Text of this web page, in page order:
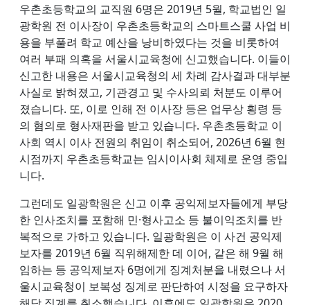
우촌초등학교의 교직원 6명은 2019년 5월, 학교법인 일
광학원 전 이사장이 우촌초등학교의 스마트스쿨 사업 비
용을 부풀려 학교 예산을 낭비하였다는 것을 비롯하여
여러 부패 의혹을 서울시교육청에 신고했습니다. 이들이
신고한 내용은 서울시교육청의 세 차례 감사결과 대부분
사실로 밝혀졌고, 기관경고 및 수사의뢰 처분도 이루어
졌습니다. 또, 이로 인해 전 이사장 등은 업무상 횡령 등
의 혐의로 형사재판을 받고 있습니다. 우촌초등학교 이
사회 역시 이사 전원의 취임이 취소되어, 2026년 6월 현
시점까지 우촌초등학교는 임시이사회 체제로 운영 중입
니다.
그런데도 일광학원은 신고 이후 공익제보자들에게 부당
한 인사조치를 포함해 민·형사고소 등 불이익조치를 반
복적으로 가하고 있습니다. 일광학원은 이 사건 공익제
보자를 2019년 6월 직위해제한 데 이어, 같은 해 9월 해
임하는 등 공익제보자 6명에게 징계처분을 내렸으나 서
울시교육청이 보복성 징계로 판단하여 시정을 요구하자